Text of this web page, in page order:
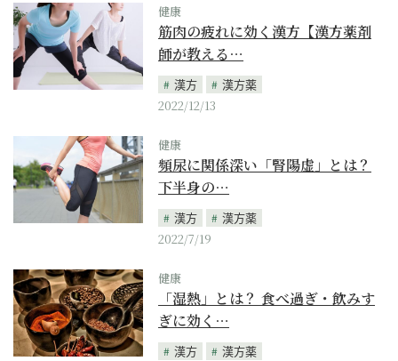
健康
筋肉の疲れに効く漢方【漢方薬剤
師が教える…
漢方
漢方薬
2022/12/13
健康
頻尿に関係深い「腎陽虚」とは？
下半身の…
漢方
漢方薬
2022/7/19
健康
「湿熱」とは？ 食べ過ぎ・飲みす
ぎに効く…
漢方
漢方薬